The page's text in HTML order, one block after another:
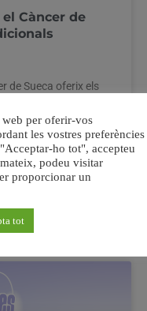
el Càncer de
de Sueca oferix els
Local Contra
de
de Comerç i
i